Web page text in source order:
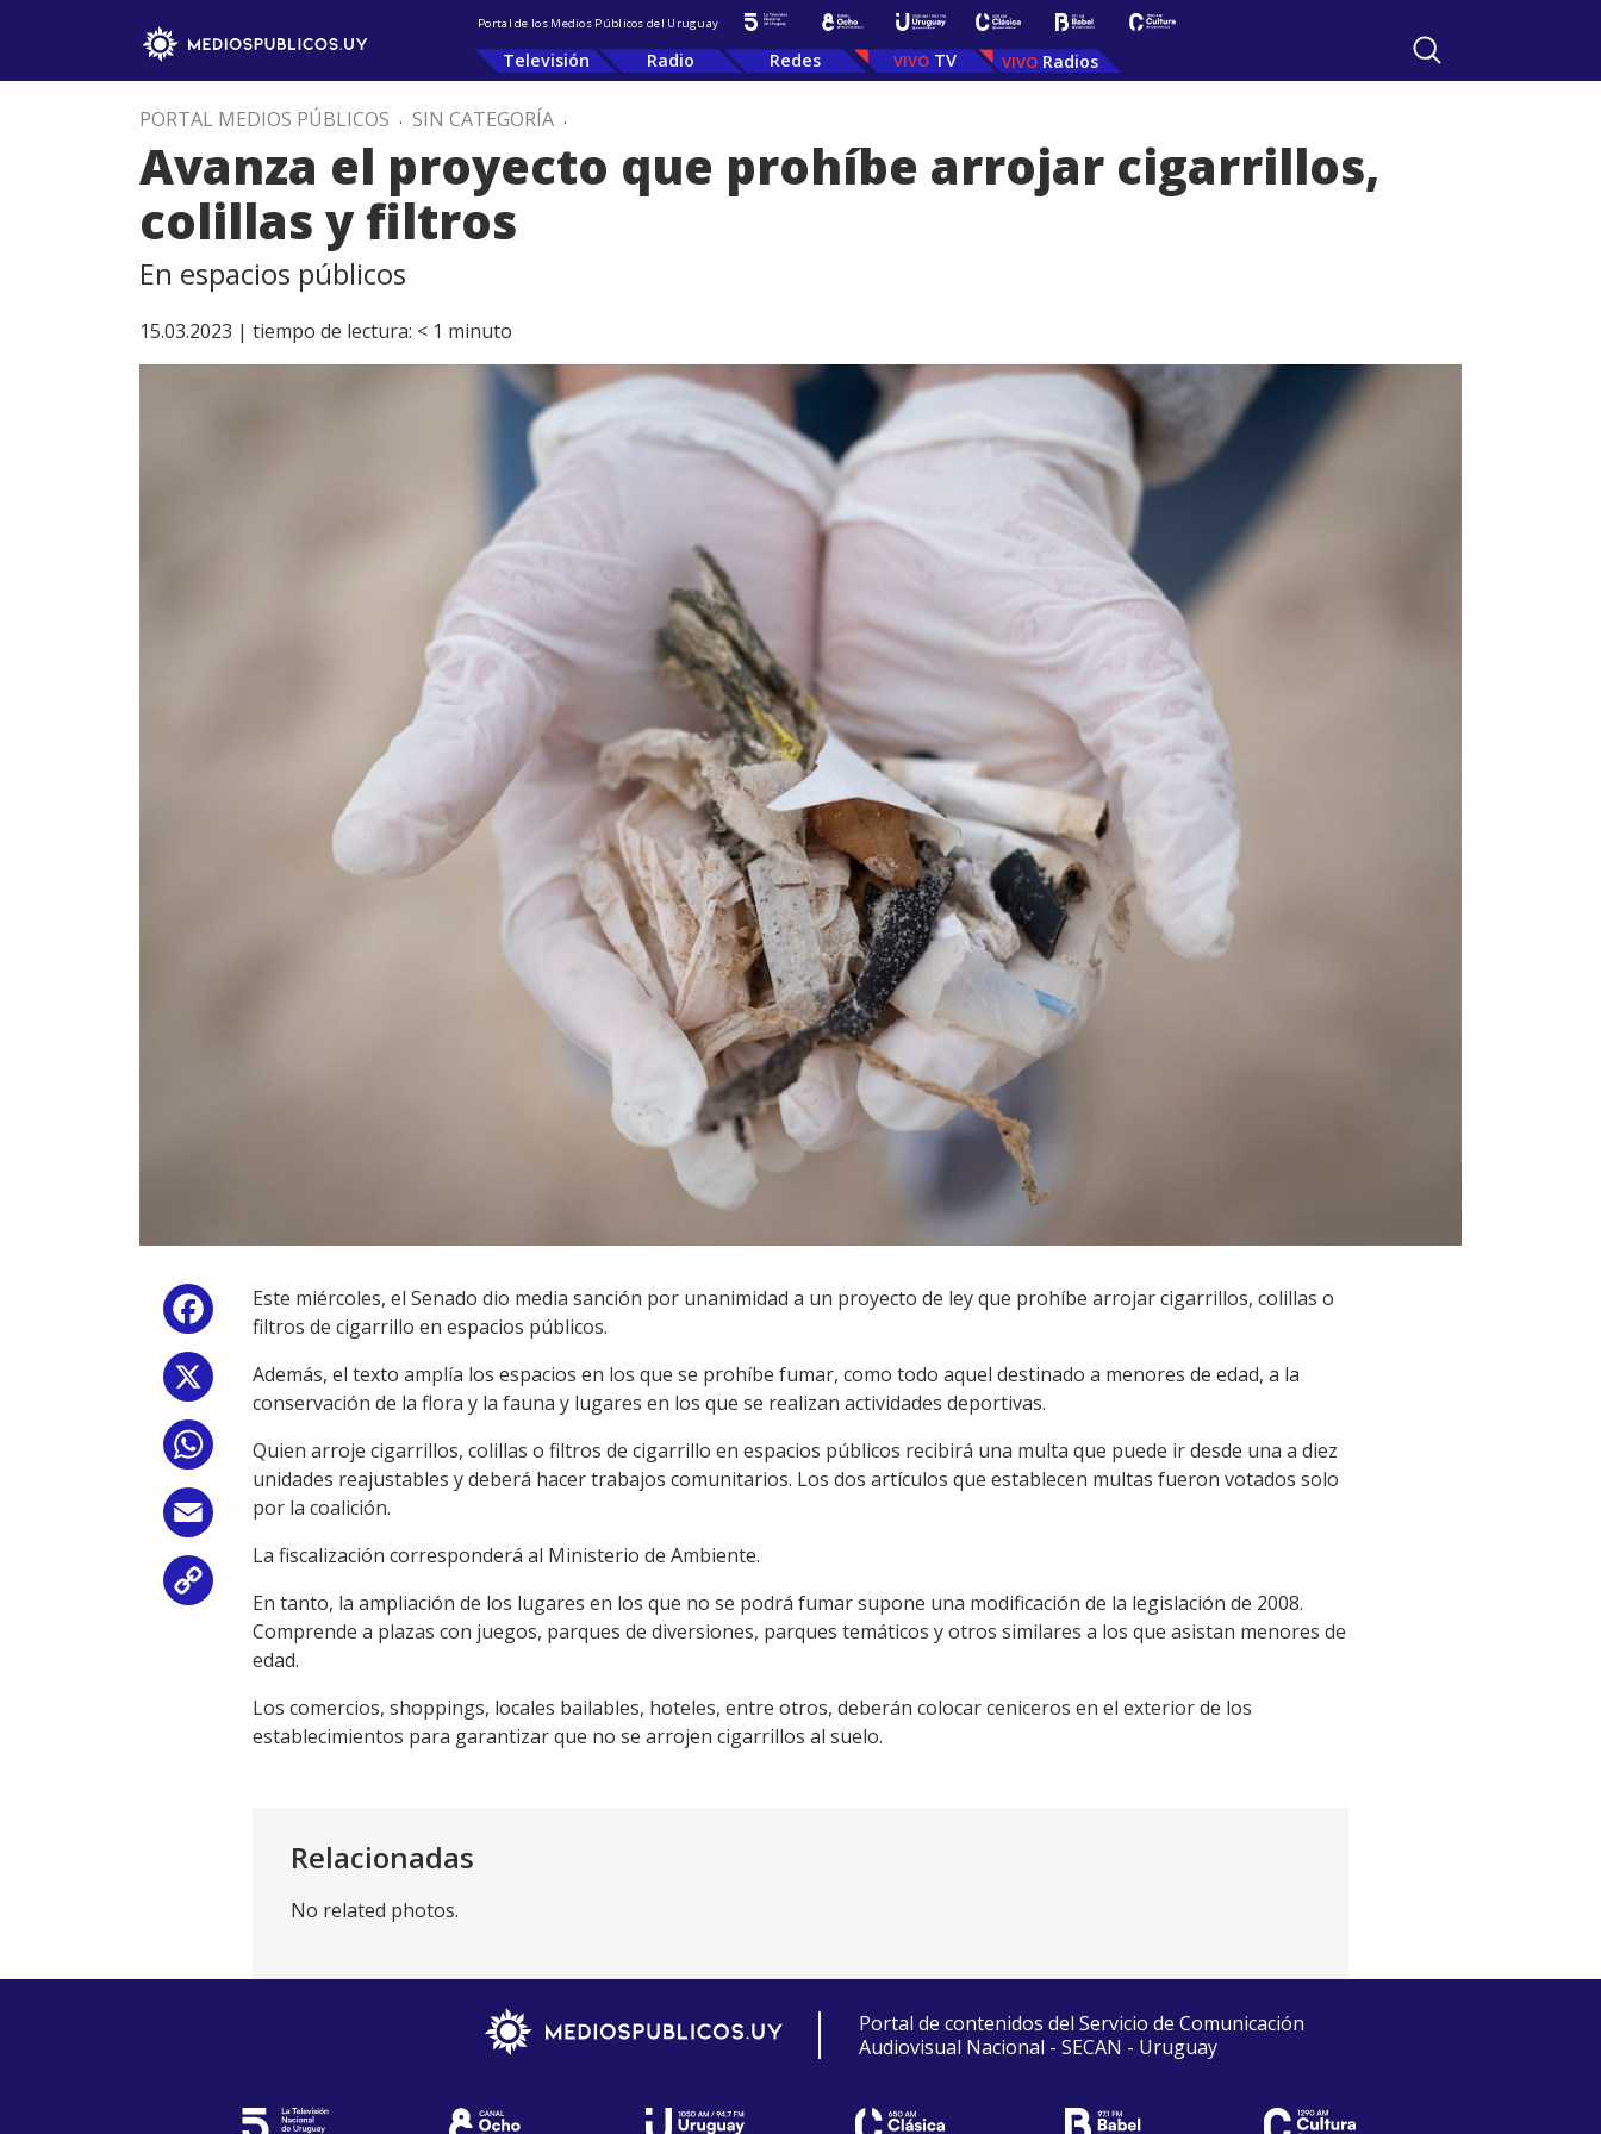
Portal de los Medios Públicos del Uruguay
Televisión Radio Redes TV Radios
PORTAL MEDIOS PÚBLICOS . SIN CATEGORÍA .
Avanza el proyecto que prohíbe arrojar cigarrillos,
colillas y filtros
En espacios públicos
15.03.2023 | tiempo de lectura: < 1 minuto
Facebook
WhatsApp
Email
Link
Este miércoles, el Senado dio media sanción por unanimidad a un proyecto de ley que prohíbe arrojar cigarrillos, colillas o
filtros de cigarrillo en espacios públicos.
Además, el texto amplía los espacios en los que se prohíbe fumar, como todo aquel destinado a menores de edad, a la
conservación de la flora y la fauna y lugares en los que se realizan actividades deportivas.
Quien arroje cigarrillos, colillas o filtros de cigarrillo en espacios públicos recibirá una multa que puede ir desde una a diez
unidades reajustables y deberá hacer trabajos comunitarios. Los dos artículos que establecen multas fueron votados solo
por la coalición.
La fiscalización corresponderá al Ministerio de Ambiente.
En tanto, la ampliación de los lugares en los que no se podrá fumar supone una modificación de la legislación de 2008.
Comprende a plazas con juegos, parques de diversiones, parques temáticos y otros similares a los que asistan menores de
edad.
Los comercios, shoppings, locales bailables, hoteles, entre otros, deberán colocar ceniceros en el exterior de los
establecimientos para garantizar que no se arrojen cigarrillos al suelo.
Relacionadas
No related photos.
Portal de contenidos del Servicio de Comunicación
Audiovisual Nacional - SECAN - Uruguay